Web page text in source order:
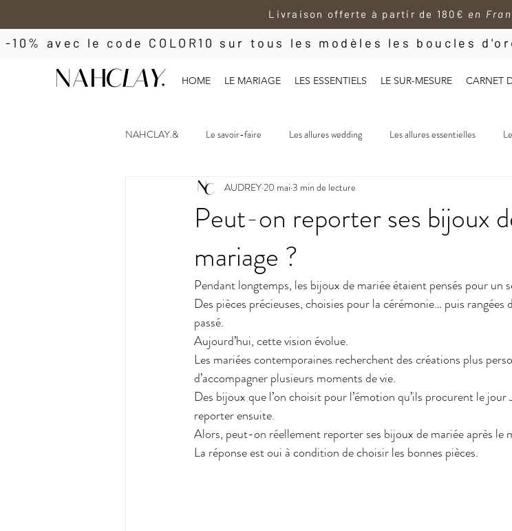
Livraison offerte à partir de 180€ en
HOME LE MARIAGE LES ESSENTIELS LE SUR-MESURE CARNET
-10% avec le code COLOR10 sur tous les modèles les boucles
NAHCLAY.& Le savoir-faire Les allures wedding Les allures essentielles
Peut-on reporter ses bijoux
mariage ?
AUDREY20 mai 3 min de lecture
Pendant longtemps, les bijoux de mariée étaient pensés pour un
Des pièces précieuses, choisies pour la cérémonie… puis
passé.
Aujourd’hui, cette vision évolue.
Les mariées contemporaines recherchent des créations plus
d’accompagner plusieurs moments de vie.
Des bijoux que l’on choisit pour l’émotion qu’ils procurent le
reporter ensuite.
Alors, peut-on réellement reporter ses bijoux de mariée après le
La réponse est oui à condition de choisir les bonnes pièces.